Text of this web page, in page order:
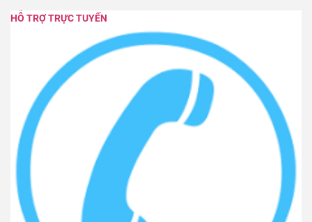
HỖ TRỢ TRỰC TUYẾN